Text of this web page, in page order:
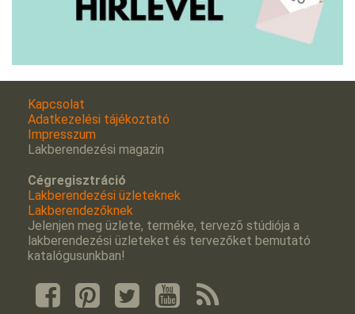
Kapcsolat
Adatkezelési tájékoztató
Impresszum
Lakberendezési magazin
Cégregisztráció
Lakberendezési üzleteknek
Lakberendezőknek
Jelenjen meg üzlete, terméke, tervezõ stúdiója a
lakberendezési üzleteket és tervezőket bemutató
katalógusunkban!